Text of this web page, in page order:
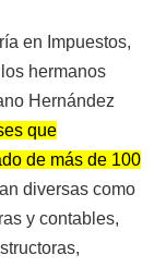
en Impuestos,
hermanos
Hernández
que
de más de 100
diversas como
y contables,